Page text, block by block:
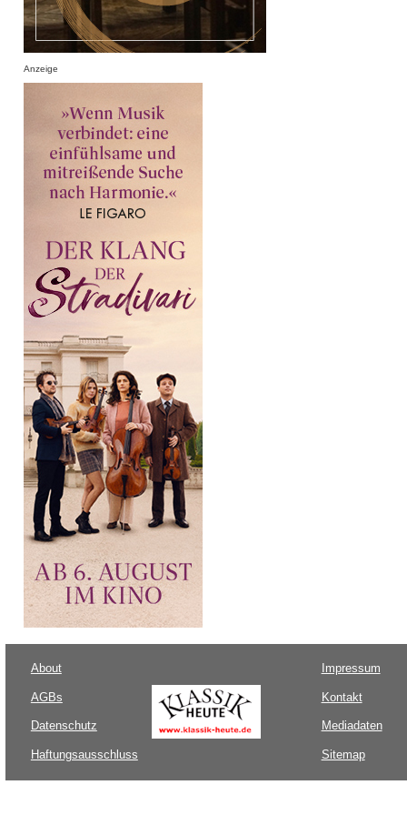
Anzeige
About
AGBs
Datenschutz
Haftungsausschluss
Impressum
Kontakt
Mediadaten
Sitemap